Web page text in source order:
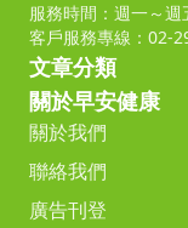
服務時間：週一～
客戶服務專線：02-
文章分類
關於早安健康
關於我們
聯絡我們
廣告刊登